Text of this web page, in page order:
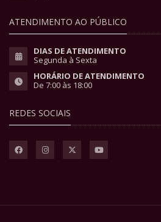
ATENDIMENTO AO PÚBLICO
DIAS DE ATENDIMENTO
Segunda à Sexta
HORÁRIO DE ATENDIMENTO
De 7:00 às 18:00
REDES SOCIAIS